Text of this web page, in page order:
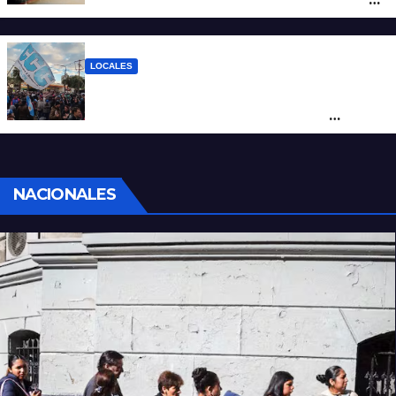
como salida para las exportaciones
LOCALES
sociales y sindicales
NACIONALES